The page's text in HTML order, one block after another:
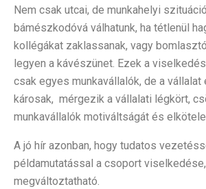
Nem csak utcai, de munkahelyi
bámészkodóvá válhatunk, ha tétlenül
kollégákat zaklassanak, vagy
legyen a kávészünet. Ezek a
csak egyes munkavállalók, de a vállalat
károsak, mérgezik a vállalati légkört,
munkavállalók motiváltságát és
A jó hír azonban, hogy tudatos
példamutatással a csoport
megváltoztatható.